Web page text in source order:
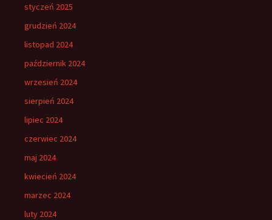
styczeń 2025
grudzień 2024
listopad 2024
październik 2024
wrzesień 2024
sierpień 2024
lipiec 2024
czerwiec 2024
maj 2024
kwiecień 2024
marzec 2024
luty 2024